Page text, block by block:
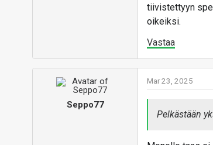
tiivistettyyn
oikeiksi.
Vastaa
Seppo77
Mar 23, 2025
Pelkästään